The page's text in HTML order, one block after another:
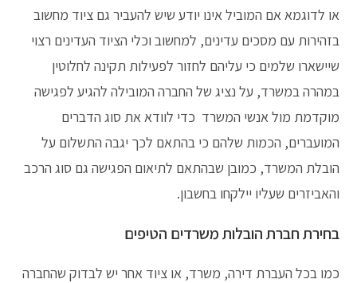
או לדוגמא אם המוביל אינו יודע שיש להעביר גם ציוד מחשוב
בזהירות עם מסכים עדינים, למחשוב וכלי הציוד העדינים רצוי
שיישארו שלמים כי עליהם לחזור לפעילות תקינה לחלוטין
במהרה במשרד, על נציג של החברה המובילה להגיע לפגישה
מוקדמת מול אנשי המשרד כדי לוודא את סוג הדברים
המועברים, הכמות שלהם כי בהתאם לכך יגבה התשלום על
הובלת המשרד, כמובן שבהתאם לתיאום הפגישה גם סוג הרכב
והאביזרים שעליו יילקחו בחשבון.
בחירת חברת הובלות משרדים הטיפים
כמו בכל העברת דירה, משרד, או ציוד אחר יש לבדוק שהחברה